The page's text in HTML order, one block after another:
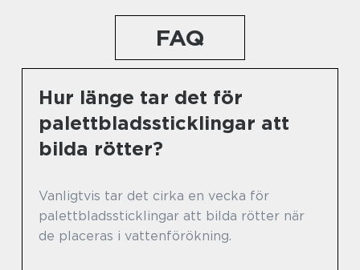
FAQ
Hur länge tar det för
palettbladssticklingar att
bilda rötter?
Vanligtvis tar det cirka en vecka för
palettbladssticklingar att bilda rötter när
de placeras i vattenförökning.